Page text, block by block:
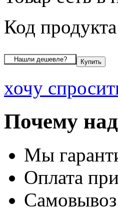
Код
хочу
Почему
Мы
Оплата
Самовывоз